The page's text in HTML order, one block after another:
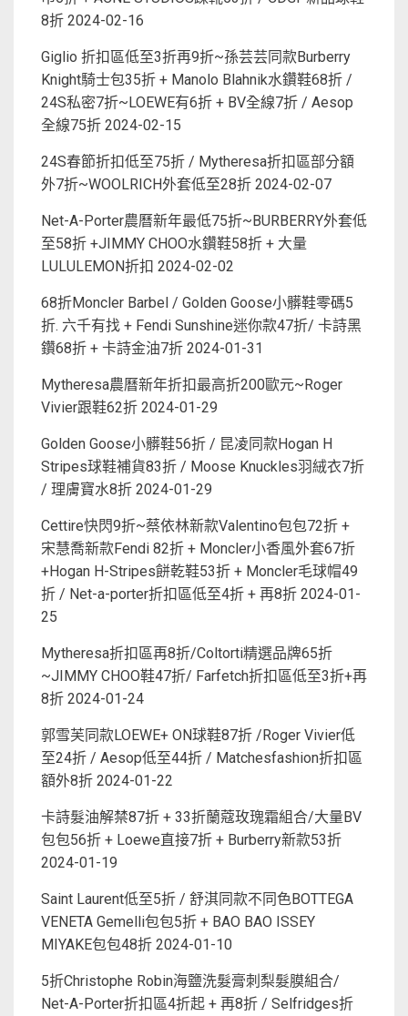
8折 2024-02-16
Giglio 折扣區低至3折再9折~孫芸芸同款Burberry
Knight騎士包35折 + Manolo Blahnik水鑽鞋68折 /
24S私密7折~LOEWE有6折 + BV全線7折 / Aesop
全線75折 2024-02-15
24S春節折扣低至75折 / Mytheresa折扣區部分額
外7折~WOOLRICH外套低至28折 2024-02-07
Net-A-Porter農曆新年最低75折~BURBERRY外套低
至58折 +JIMMY CHOO水鑽鞋58折 + 大量
LULULEMON折扣 2024-02-02
68折Moncler Barbel / Golden Goose小髒鞋零碼5
折. 六千有找 + Fendi Sunshine迷你款47折/ 卡詩黑
鑽68折 + 卡詩金油7折 2024-01-31
Mytheresa農曆新年折扣最高折200歐元~Roger
Vivier跟鞋62折 2024-01-29
Golden Goose小髒鞋56折 / 昆凌同款Hogan H
Stripes球鞋補貨83折 / Moose Knuckles羽絨衣7折
/ 理膚寶水8折 2024-01-29
Cettire快閃9折~蔡依林新款Valentino包包72折 +
宋慧喬新款Fendi 82折 + Moncler小香風外套67折
+Hogan H-Stripes餅乾鞋53折 + Moncler毛球帽49
折 / Net-a-porter折扣區低至4折 + 再8折 2024-01-
25
Mytheresa折扣區再8折/Coltorti精選品牌65折
~JIMMY CHOO鞋47折/ Farfetch折扣區低至3折+再
8折 2024-01-24
郭雪芙同款LOEWE+ ON球鞋87折 /Roger Vivier低
至24折 / Aesop低至44折 / Matchesfashion折扣區
額外8折 2024-01-22
卡詩髮油解禁87折 + 33折蘭蔻玫瑰霜組合/大量BV
包包56折 + Loewe直接7折 + Burberry新款53折
2024-01-19
Saint Laurent低至5折 / 舒淇同款不同色BOTTEGA
VENETA Gemelli包包5折 + BAO BAO ISSEY
MIYAKE包包48折 2024-01-10
5折Christophe Robin海鹽洗髮膏刺梨髮膜組合/
Net-A-Porter折扣區4折起 + 再8折 / Selfridges折